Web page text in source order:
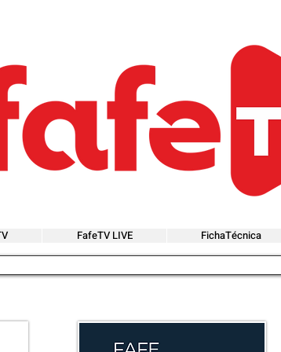
FafeTV LIVE FichaTécnica